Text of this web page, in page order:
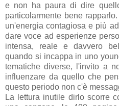
e non ha paura di dire
particolarmente bene
un'energia contagiosa e più
dare voce ad esperienze
intensa, reale e davvero
quando si incappa in uno
tematiche diverse, l'invito a
influenzare da quello che
questo periodo non c'è
La lettura inutile dirlo scorre